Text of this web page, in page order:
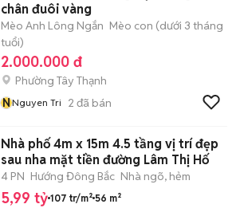
chân đuôi vàng
Mèo Anh Lông Ngắn Mèo con (dưới 3 tháng
tuổi)
2.000.000 đ
Phường Tây Thạnh
NNguyen Tri 2 đã bán
Nhà phố 4m x 15m 4.5 tầng vị trí đẹp
sau nha mặt tiền đường Lâm Thị Hố
4 PN Hướng Đông Bắc Nhà ngõ, hẻm
5,99 tỷ 107 tr/m² 56 m²